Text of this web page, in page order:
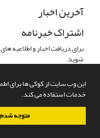
این وب سایت از کوکی ها برای
خدمات استفاده می کند.
متوجه شدم
آخرین اخبار
اشتراک خبرنامه
برای دریافت اخبار و اطلاعیه
شوید.
سامانه مدیریت نشریات علمی.